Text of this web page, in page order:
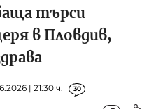
търси
в Пловдив,
| 21:30 ч. 30